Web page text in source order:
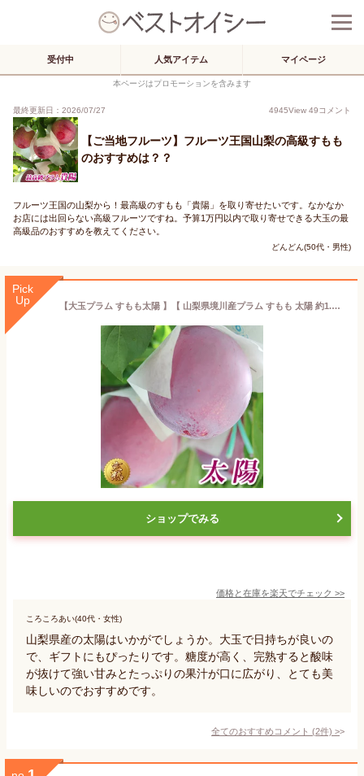
受付中 人気アイテム マイページ
本ページはプロモーションを含みます
最終更新日：2026/07/27 4945View 49コメント
【ご当地フルーツ】フルーツ王国山梨の高級すもも
のおすすめは？？
フルーツ王国の山梨から！最高級のすもも「貴陽」を取り寄せたいです。なかなか
お店には出回らない高級フルーツですね。予算1万円以内で取り寄せできる大玉の最
高級品のおすすめを教えてください。
どんどん(50代・男性)
Pick
Up
【大玉プラム すもも太陽 】【 山梨県境川産プラム すもも 太陽 約1.5kg (9～12個) 】大玉厳選 送料無料 スモモ 李 ぷらむ フルーツ ギフト 贈り物 贈答品 お祝い お中元 御中元 暑中見舞い 詰め合わせギフト フルーツ グルメ 産地直送 境川町藤垈のすもも
ショップでみる
価格と在庫を楽天でチェック >>
ころころあい(40代・女性)
山梨県産の太陽はいかがでしょうか。大玉で日持ちが良いの
で、ギフトにもぴったりです。糖度が高く、完熟すると酸味
が抜けて強い甘みとたっぷりの果汁が口に広がり、とても美
味しいのでおすすめです。
全てのおすすめコメント (2件) >